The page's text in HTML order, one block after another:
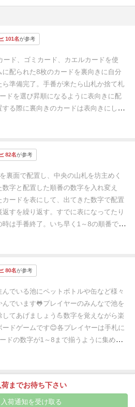
101名が参考
ード、ゴミカード、カエルカードを使
に配られた8枚のカードを裏向きに自分
ら準備完了。手番が来たら山札か捨て札
ドを選び昇順になるように表向きに配
する際に裏向きのカードは表向きにし
まだ配置できるなら配置していく。
がめくられるか、すでに配置されてい
カードはジョーカーであとで入れ替えも
レイヤーは1手番ずつしつラウンド終
向きにできたら、次ラウンドは7枚を裏
ウンド開始。先に1枚になって1を配置で
1ラウンドのゲームテンポがピョンピョ
スタイリッシュパーティーゲーム。
82名が参考
裏面で配置し、中央の山札を坊主めく
数字と配置した順番の数字を入れ変え
カードを表にして、出てきた数字で配置
返すを繰り返す。すでに表になってたり
は手番終了。 いち早く1～8の順番で表
した人が現れたら１ラウンド終了。
る。その前に残りのプレイヤーは裏面
ドはクリアしたプレイヤーは一枚配置
返す坊主めくりなゲーム。 山札や配置
エルが出ると数字の代わりとなるワイル
り返し裏返します。ゴミカードが出る
らず手番終わり。 デザインの可愛いカエ
なカードゲームです。
80名が参考
んでいる池にペットボトルや缶など様々
んでいます🐸プレイヤーのみんなで池を
してあげましょう💪数字を覚えながら楽
ードゲームです😊各プレイヤーは手札に
ドの数字が1～8まで揃うように集めて
空いていない数字が出れば手持ちカード
と交換に入れ替えて開けることが出来
っているカードが出た場合は捨て札とし
置きます🗻ゴミカードが出た場合は掃除
なってしまいそのまま捨て札に捨てて交
までお待ち下さい
入荷通知を受け取る